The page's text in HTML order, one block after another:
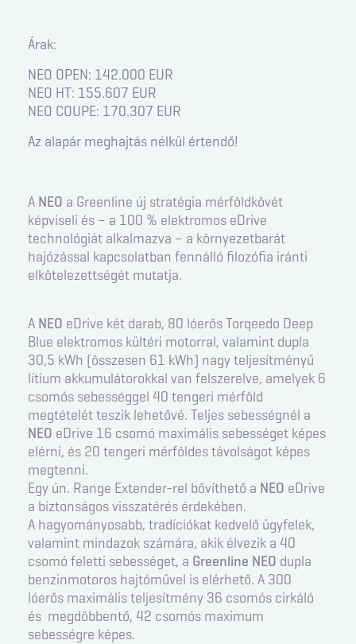
Árak:
NEO OPEN: 142.000 EUR
NEO HT: 155.607 EUR
NEO COUPE: 170.307 EUR
Az alapár meghajtás nélkül értendő!
A NEO a Greenline új stratégia mérföldkövét
képviseli és – a 100 % elektromos eDrive
technológiát alkalmazva – a környezetbarát
hajózással kapcsolatban fennálló filozófia iránti
elkötelezettségét mutatja.
A NEO eDrive két darab, 80 lóerős Torqeedo Deep
Blue elektromos kültéri motorral, valamint dupla
30,5 kWh (összesen 61 kWh) nagy teljesítményű
lítium akkumulátorokkal van felszerelve, amelyek 6
csomós sebességgel 40 tengeri mérföld
megtételét teszik lehetővé. Teljes sebességnél a
NEO eDrive 16 csomó maximális sebességet képes
elérni, és 20 tengeri mérföldes távolságot képes
megtenni.
Egy ún. Range Extender-rel bővíthető a NEO eDrive
a biztonságos visszatérés érdekében.
A hagyományosabb, tradíciókat kedvelő ügyfelek,
valamint mindazok számára, akik élvezik a 40
csomó feletti sebességet, a Greenline NEO dupla
benzinmotoros hajtóművel is elérhető. A 300
lóerős maximális teljesítmény 36 csomós cirkáló
és megdöbbentő, 42 csomós maximum
sebességre képes.